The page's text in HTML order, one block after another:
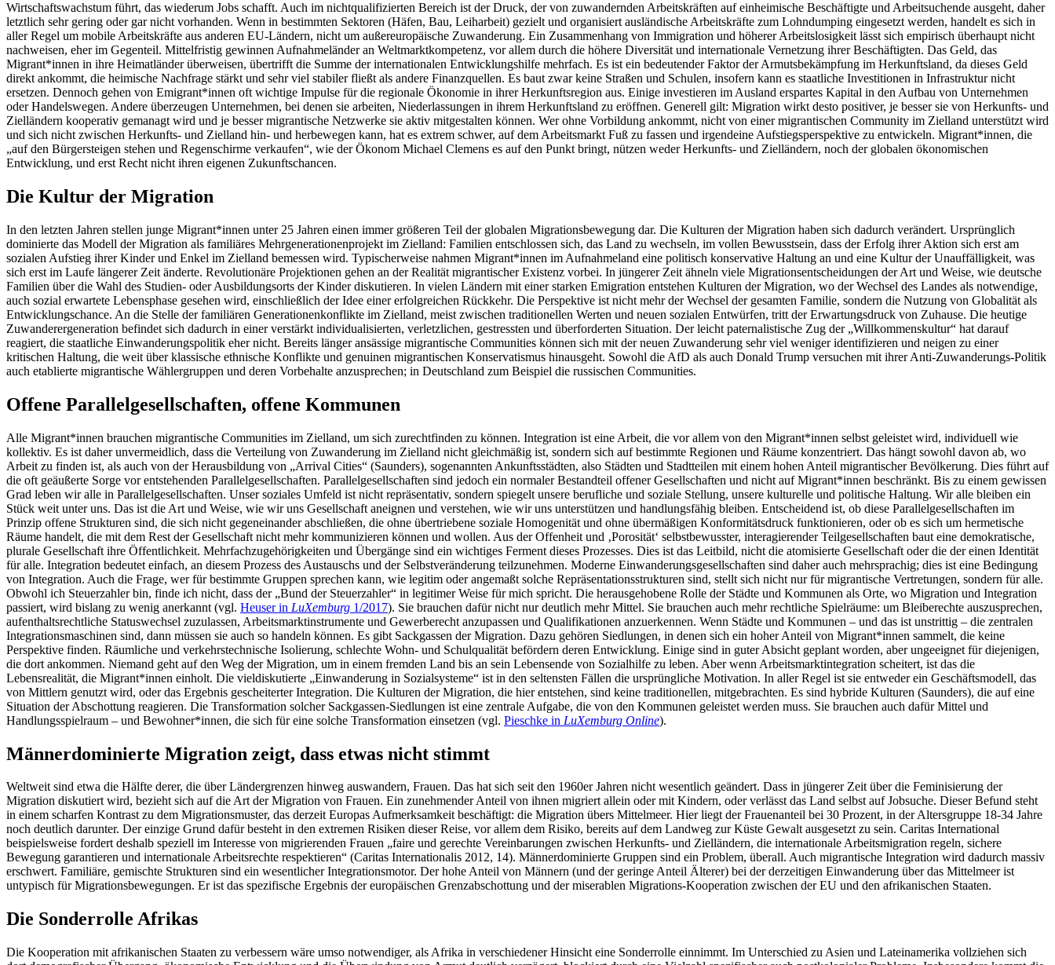
Wirtschaftswachstum führt, das wiederum Jobs schafft. Auch im nichtqualifizierten Bereich ist der Druck, der von zuwandernden Arbeitskräften auf einheimische Beschäftigte und Arbeitsuchende ausgeht, daher
letztlich sehr gering oder gar nicht vorhanden. Wenn in bestimmten Sektoren (Häfen, Bau, Leiharbeit) gezielt und organisiert ausländische Arbeitskräfte zum Lohndumping eingesetzt werden, handelt es sich in
aller Regel um mobile Arbeitskräfte aus anderen EU-Ländern, nicht um außereuropäische Zuwanderung. Ein Zusammenhang von Immigration und höherer Arbeitslosigkeit lässt sich empirisch überhaupt nicht
nachweisen, eher im Gegenteil. Mittelfristig gewinnen Aufnahmeländer an Weltmarktkompetenz, vor allem durch die höhere Diversität und internationale Vernetzung ihrer Beschäftigten. Das Geld, das
Migrant*innen in ihre Heimatländer überweisen, übertrifft die Summe der internationalen Entwicklungshilfe mehrfach. Es ist ein bedeutender Faktor der Armutsbekämpfung im Herkunftsland, da dieses Geld
direkt ankommt, die heimische Nachfrage stärkt und sehr viel stabiler fließt als andere Finanzquellen. Es baut zwar keine Straßen und Schulen, insofern kann es staatliche Investitionen in Infrastruktur nicht
ersetzen. Dennoch gehen von Emigrant*innen oft wichtige Impulse für die regionale Ökonomie in ihrer Herkunftsregion aus. Einige investieren im Ausland erspartes Kapital in den Aufbau von Unternehmen
oder Handelswegen. Andere überzeugen Unternehmen, bei denen sie arbeiten, Niederlassungen in ihrem Herkunftsland zu eröffnen. Generell gilt: Migration wirkt desto positiver, je besser sie von Herkunfts- und
Zielländern kooperativ gemanagt wird und je besser migrantische Netzwerke sie aktiv mitgestalten können. Wer ohne Vorbildung ankommt, nicht von einer migrantischen Community im Zielland unterstützt wird
und sich nicht zwischen Herkunfts- und Zielland hin- und herbewegen kann, hat es extrem schwer, auf dem Arbeitsmarkt Fuß zu fassen und irgendeine Aufstiegsperspektive zu entwickeln. Migrant*innen, die
„auf den Bürgersteigen stehen und Regenschirme verkaufen“, wie der Ökonom Michael Clemens es auf den Punkt bringt, nützen weder Herkunfts- und Zielländern, noch der globalen ökonomischen
Entwicklung, und erst Recht nicht ihren eigenen Zukunftschancen.
Die Kultur der Migration
In den letzten Jahren stellen junge Migrant*innen unter 25 Jahren einen immer größeren Teil der globalen Migrationsbewegung dar. Die Kulturen der Migration haben sich dadurch verändert. Ursprünglich
dominierte das Modell der Migration als familiäres Mehrgenerationenprojekt im Zielland: Familien entschlossen sich, das Land zu wechseln, im vollen Bewusstsein, dass der Erfolg ihrer Aktion sich erst am
sozialen Aufstieg ihrer Kinder und Enkel im Zielland bemessen wird. Typischerweise nahmen Migrant*innen im Aufnahmeland eine politisch konservative Haltung an und eine Kultur der Unauffälligkeit, was
sich erst im Laufe längerer Zeit änderte. Revolutionäre Projektionen gehen an der Realität migrantischer Existenz vorbei. In jüngerer Zeit ähneln viele Migrationsentscheidungen der Art und Weise, wie deutsche
Familien über die Wahl des Studien- oder Ausbildungsorts der Kinder diskutieren. In vielen Ländern mit einer starken Emigration entstehen Kulturen der Migration, wo der Wechsel des Landes als notwendige,
auch sozial erwartete Lebensphase gesehen wird, einschließlich der Idee einer erfolgreichen Rückkehr. Die Perspektive ist nicht mehr der Wechsel der gesamten Familie, sondern die Nutzung von Globalität als
Entwicklungschance. An die Stelle der familiären Generationenkonflikte im Zielland, meist zwischen traditionellen Werten und neuen sozialen Entwürfen, tritt der Erwartungsdruck von Zuhause. Die heutige
Zuwanderergeneration befindet sich dadurch in einer verstärkt individualisierten, verletzlichen, gestressten und überforderten Situation. Der leicht paternalistische Zug der „Willkommenskultur“ hat darauf
reagiert, die staatliche Einwanderungspolitik eher nicht. Bereits länger ansässige migrantische Communities können sich mit der neuen Zuwanderung sehr viel weniger identifizieren und neigen zu einer
kritischen Haltung, die weit über klassische ethnische Konflikte und genuinen migrantischen Konservatismus hinausgeht. Sowohl die AfD als auch Donald Trump versuchen mit ihrer Anti-Zuwanderungs-Politik
auch etablierte migrantische Wählergruppen und deren Vorbehalte anzusprechen; in Deutschland zum Beispiel die russischen Communities.
Offene Parallelgesellschaften, offene Kommunen
Alle Migrant*innen brauchen migrantische Communities im Zielland, um sich zurechtfinden zu können. Integration ist eine Arbeit, die vor allem von den Migrant*innen selbst geleistet wird, individuell wie
kollektiv. Es ist daher unvermeidlich, dass die Verteilung von Zuwanderung im Zielland nicht gleichmäßig ist, sondern sich auf bestimmte Regionen und Räume konzentriert. Das hängt sowohl davon ab, wo
Arbeit zu finden ist, als auch von der Herausbildung von „Arrival Cities“ (Saunders), sogenannten Ankunftsstädten, also Städten und Stadtteilen mit einem hohen Anteil migrantischer Bevölkerung. Dies führt auf
die oft geäußerte Sorge vor entstehenden Parallelgesellschaften. Parallelgesellschaften sind jedoch ein normaler Bestandteil offener Gesellschaften und nicht auf Migrant*innen beschränkt. Bis zu einem gewissen
Grad leben wir alle in Parallelgesellschaften. Unser soziales Umfeld ist nicht repräsentativ, sondern spiegelt unsere berufliche und soziale Stellung, unsere kulturelle und politische Haltung. Wir alle bleiben ein
Stück weit unter uns. Das ist die Art und Weise, wie wir uns Gesellschaft aneignen und verstehen, wie wir uns unterstützen und handlungsfähig bleiben. Entscheidend ist, ob diese Parallelgesellschaften im
Prinzip offene Strukturen sind, die sich nicht gegeneinander abschließen, die ohne übertriebene soziale Homogenität und ohne übermäßigen Konformitätsdruck funktionieren, oder ob es sich um hermetische
Räume handelt, die mit dem Rest der Gesellschaft nicht mehr kommunizieren können und wollen. Aus der Offenheit und ‚Porosität‘ selbstbewusster, interagierender Teilgesellschaften baut eine demokratische,
plurale Gesellschaft ihre Öffentlichkeit. Mehrfachzugehörigkeiten und Übergänge sind ein wichtiges Ferment dieses Prozesses. Dies ist das Leitbild, nicht die atomisierte Gesellschaft oder die der einen Identität
für alle. Integration bedeutet einfach, an diesem Prozess des Austauschs und der Selbstveränderung teilzunehmen. Moderne Einwanderungsgesellschaften sind daher auch mehrsprachig; dies ist eine Bedingung
von Integration. Auch die Frage, wer für bestimmte Gruppen sprechen kann, wie legitim oder angemaßt solche Repräsentationsstrukturen sind, stellt sich nicht nur für migrantische Vertretungen, sondern für alle.
Obwohl ich Steuerzahler bin, finde ich nicht, dass der „Bund der Steuerzahler“ in legitimer Weise für mich spricht. Die herausgehobene Rolle der Städte und Kommunen als Orte, wo Migration und Integration
passiert, wird bislang zu wenig anerkannt (vgl. Heuser in LuXemburg 1/2017). Sie brauchen dafür nicht nur deutlich mehr Mittel. Sie brauchen auch mehr rechtliche Spielräume: um Bleiberechte auszusprechen,
aufenthaltsrechtliche Statuswechsel zuzulassen, Arbeitsmarktinstrumente und Gewerberecht anzupassen und Qualifikationen anzuerkennen. Wenn Städte und Kommunen – und das ist unstrittig – die zentralen
Integrationsmaschinen sind, dann müssen sie auch so handeln können. Es gibt Sackgassen der Migration. Dazu gehören Siedlungen, in denen sich ein hoher Anteil von Migrant*innen sammelt, die keine
Perspektive finden. Räumliche und verkehrstechnische Isolierung, schlechte Wohn- und Schulqualität befördern deren Entwicklung. Einige sind in guter Absicht geplant worden, aber ungeeignet für diejenigen,
die dort ankommen. Niemand geht auf den Weg der Migration, um in einem fremden Land bis an sein Lebensende von Sozialhilfe zu leben. Aber wenn Arbeitsmarktintegration scheitert, ist das die
Lebensrealität, die Migrant*innen einholt. Die vieldiskutierte „Einwanderung in Sozialsysteme“ ist in den seltensten Fällen die ursprüngliche Motivation. In aller Regel ist sie entweder ein Geschäftsmodell, das
von Mittlern genutzt wird, oder das Ergebnis gescheiterter Integration. Die Kulturen der Migration, die hier entstehen, sind keine traditionellen, mitgebrachten. Es sind hybride Kulturen (Saunders), die auf eine
Situation der Abschottung reagieren. Die Transformation solcher Sackgassen-Siedlungen ist eine zentrale Aufgabe, die von den Kommunen geleistet werden muss. Sie brauchen auch dafür Mittel und
Handlungsspielraum – und Bewohner*innen, die sich für eine solche Transformation einsetzen (vgl. Pieschke in LuXemburg Online).
Männerdominierte Migration zeigt, dass etwas nicht stimmt
Weltweit sind etwa die Hälfte derer, die über Ländergrenzen hinweg auswandern, Frauen. Das hat sich seit den 1960er Jahren nicht wesentlich geändert. Dass in jüngerer Zeit über die Feminisierung der
Migration diskutiert wird, bezieht sich auf die Art der Migration von Frauen. Ein zunehmender Anteil von ihnen migriert allein oder mit Kindern, oder verlässt das Land selbst auf Jobsuche. Dieser Befund steht
in einem scharfen Kontrast zu dem Migrationsmuster, das derzeit Europas Aufmerksamkeit beschäftigt: die Migration übers Mittelmeer. Hier liegt der Frauenanteil bei 30 Prozent, in der Altersgruppe 18-34 Jahre
noch deutlich darunter. Der einzige Grund dafür besteht in den extremen Risiken dieser Reise, vor allem dem Risiko, bereits auf dem Landweg zur Küste Gewalt ausgesetzt zu sein. Caritas International
beispielsweise fordert deshalb speziell im Interesse von migrierenden Frauen „faire und gerechte Vereinbarungen zwischen Herkunfts- und Zielländern, die internationale Arbeitsmigration regeln, sichere
Bewegung garantieren und internationale Arbeitsrechte respektieren“ (Caritas Internationalis 2012, 14). Männerdominierte Gruppen sind ein Problem, überall. Auch migrantische Integration wird dadurch massiv
erschwert. Familiäre, gemischte Strukturen sind ein wesentlicher Integrationsmotor. Der hohe Anteil von Männern (und der geringe Anteil Älterer) bei der derzeitigen Einwanderung über das Mittelmeer ist
untypisch für Migrationsbewegungen. Er ist das spezifische Ergebnis der europäischen Grenzabschottung und der miserablen Migrations-Kooperation zwischen der EU und den afrikanischen Staaten.
Die Sonderrolle Afrikas
Die Kooperation mit afrikanischen Staaten zu verbessern wäre umso notwendiger, als Afrika in verschiedener Hinsicht eine Sonderrolle einnimmt. Im Unterschied zu Asien und Lateinamerika vollziehen sich